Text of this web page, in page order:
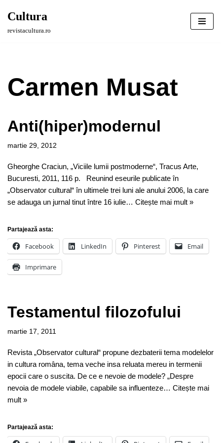
Sari
Cultura
revistacultura.ro
Carmen Musat
Anti(hiper)modernul
martie 29, 2012
Gheorghe Craciun, „Viciile lumii postmoderne“, Tracus Arte,
Bucuresti, 2011, 116 p. Reunind eseurile publicate în
„Observator cultural“ în ultimele trei luni ale anului 2006, la care
se adauga un jurnal tinut între 16 iulie… Citește mai mult »
Partajează asta:
Facebook LinkedIn Pinterest Email
Imprimare
Testamentul filozofului
martie 17, 2011
Revista „Observator cultural“ propune dezbaterii tema modelelor
in cultura româna, tema veche insa reluata mereu in termenii
epocii care o suscita. De ce e nevoie de modele? „Despre
nevoia de modele viabile, capabile sa influenteze… Citește mai
mult »
Partajează asta: